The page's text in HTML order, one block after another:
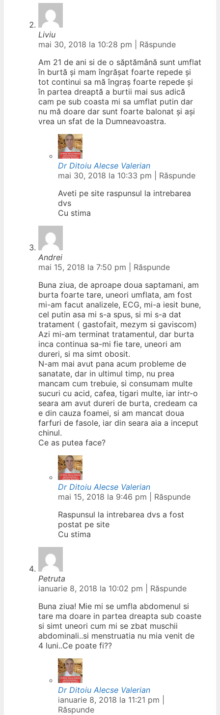
Liviu
mai 30, 2018 la 10:28 pm
Răspunde
Am 21 de ani si de o săptămână sunt umflat
în burtă și mam îngrășat foarte repede și
tot continui sa mă îngraș foarte repede și
în partea dreaptă a burtii mai sus adică
cam pe sub coasta mi sa umflat putin dar
nu mă doare dar sunt foarte balonat și ași
vrea un sfat de la Dumneavoastra.
Dr Ditoiu Alecse Valerian
mai 30, 2018 la 10:33 pm
Răspunde
Aveti pe site raspunsul la intrebarea
dvs
Cu stima
Andrei
mai 15, 2018 la 7:50 pm
Răspunde
Buna ziua, de aproape doua saptamani, am
burta foarte tare, uneori umflata, am fost
mi-am facut analizele, ECG, mi-a iesit bune,
cel putin asa mi s-a spus, si mi s-a dat
tratament ( gastofait, mezym si gaviscom)
Azi mi-am terminat tratamentul, dar burta
inca continua sa-mi fie tare, uneori am
dureri, si ma simt obosit.
N-am mai avut pana acum probleme de
sanatate, dar in ultimul timp, nu prea
mancam cum trebuie, si consumam multe
sucuri cu acid, cafea, tigari multe, iar intr-o
seara am avut dureri de burta, credeam ca
e din cauza foamei, si am mancat doua
farfuri de fasole, iar din seara aia a inceput
chinul.
Ce as putea face?
Dr Ditoiu Alecse Valerian
mai 15, 2018 la 9:46 pm
Răspunde
Raspunsul la intrebarea dvs a fost
postat pe site
Cu stima
Petruta
ianuarie 8, 2018 la 10:02 pm
Răspunde
Buna ziua! Mie mi se umfla abdomenul si
tare ma doare in partea dreapta sub coaste
si simt uneori cum mi se zbat muschii
abdominali..si menstruatia nu mia venit de
4 luni..Ce poate fi??
Dr Ditoiu Alecse Valerian
ianuarie 8, 2018 la 11:21 pm
Răspunde